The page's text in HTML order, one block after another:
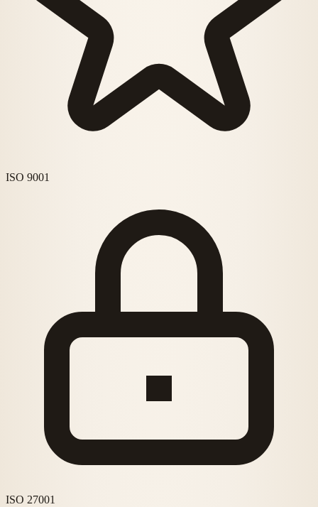
ISO 9001
ISO 27001